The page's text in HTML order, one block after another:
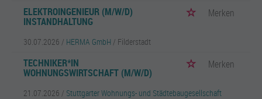
ELEKTROINGENIEUR (M/W/D)
INSTANDHALTUNG
Merken
30.07.2026 / HERMA GmbH / Filderstadt
TECHNIKER*IN
WOHNUNGSWIRTSCHAFT (M/W/D)
Merken
21.07.2026 / Stuttgarter Wohnungs- und Städtebaugesellschaft